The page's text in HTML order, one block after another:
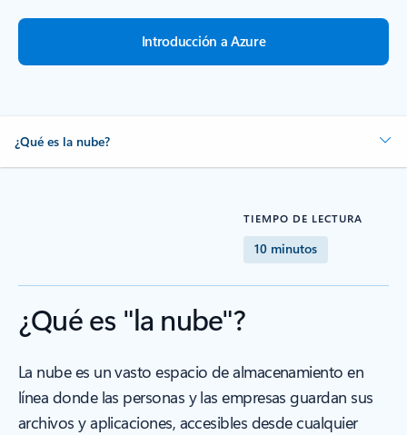
Introducción a Azure
¿Qué es la nube?
TIEMPO DE LECTURA
10 minutos
¿Qué es "la nube"?
La nube es un vasto espacio de almacenamiento en
línea donde las personas y las empresas guardan sus
archivos y aplicaciones, accesibles desde cualquier